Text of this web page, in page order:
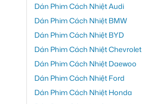
Dán Phim Cách Nhiệt Audi
Dán Phim Cách Nhiệt BMW
Dán Phim Cách Nhiệt BYD
Dán Phim Cách Nhiệt Chevrolet
Dán Phim Cách Nhiệt Daewoo
Dán Phim Cách Nhiệt Ford
Dán Phim Cách Nhiệt Honda